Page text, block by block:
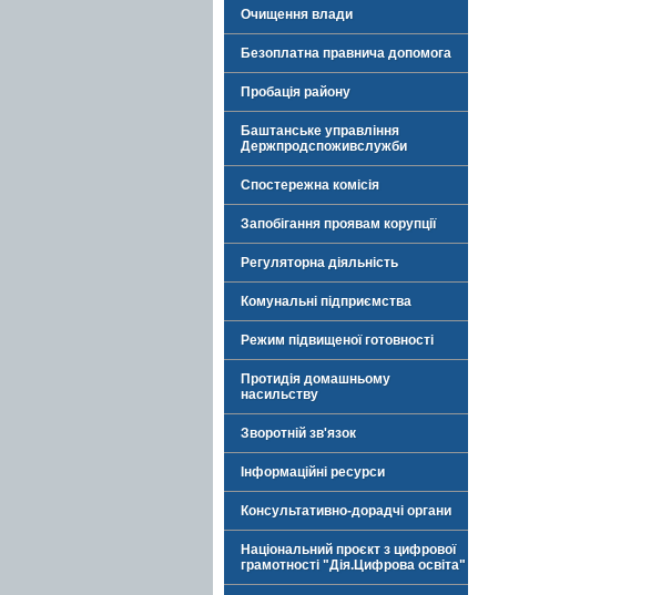
Очищення влади
Безоплатна правнича допомога
Пробація району
Баштанське управління
Держпродспоживслужби
Спостережна комісія
Запобігання проявам корупції
Регуляторна діяльність
Комунальні підприємства
Режим підвищеної готовності
Протидія домашньому
насильству
Зворотній зв'язок
Інформаційні ресурси
Консультативно-дорадчі органи
Національний проєкт з цифрової
грамотності "Дія.Цифрова освіта"